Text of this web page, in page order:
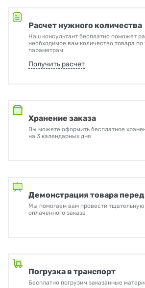
Расчет нужного количества
Наш консультант бесплатно поможет
необходимое вам количество товара
параметрам
Получить расчет
Хранение заказа
Вы можете оформить бесплатное
на 3 календарных дня
Демонстрация товара перед
Мы помогаем вам провести тщательную
оплаченного заказа
Погрузка в транспорт
Бесплатно погрузим заказанные